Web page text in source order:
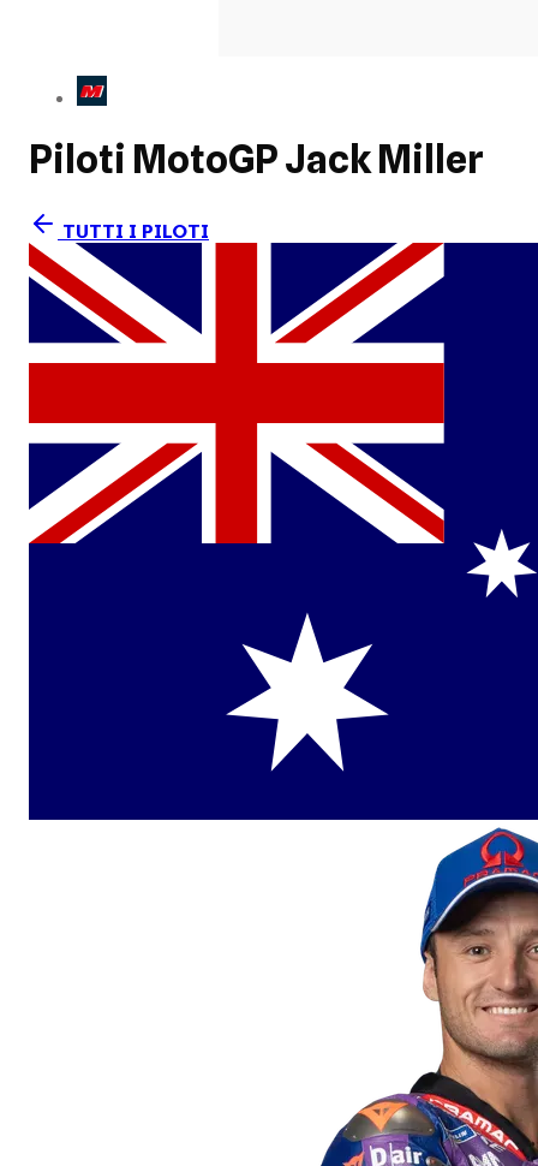
Piloti MotoGPJack Miller
TUTTI I PILOTI